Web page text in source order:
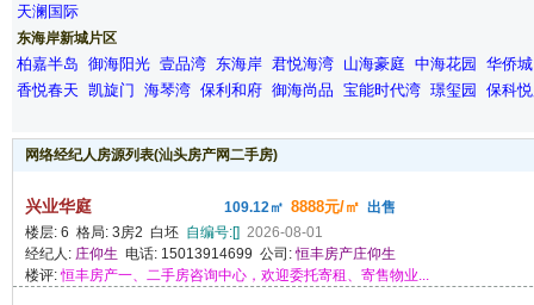
天澜国际
东海岸新城片区
柏嘉半岛 御海阳光 壹品湾 东海岸 君悦海湾 山海豪庭 中海花园
华侨城
香悦春天 凯旋门 海琴湾 保利和府 御海尚品 宝能时代湾 璟玺园 保科
网络经纪人房源列表(汕头房产网二手房)
兴业华庭 109.12㎡ 8888元/㎡ 出售
楼层: 6 格局: 3房2 白坯 自编号:[] 2026-08-01
经纪人: 庄仰生 电话: 15013914699 公司:恒丰房产庄仰生
楼评:恒丰房产一、二手房咨询中心，欢迎委托寄租、寄售物业...